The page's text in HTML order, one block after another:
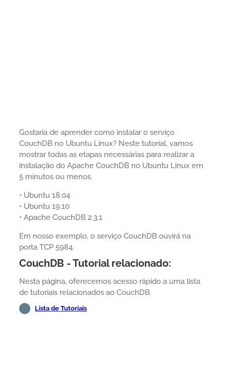
Gostaria de aprender como instalar o serviço
CouchDB no Ubuntu Linux? Neste tutorial, vamos
mostrar todas as etapas necessárias para realizar a
instalação do Apache CouchDB no Ubuntu Linux em
5 minutos ou menos.
• Ubuntu 18.04
• Ubuntu 19.10
• Apache CouchDB 2.3.1
Em nosso exemplo, o serviço CouchDB ouvirá na
porta TCP 5984.
CouchDB - Tutorial relacionado:
Nesta página, oferecemos acesso rápido a uma lista
de tutoriais relacionados ao CouchDB.
Lista de Tutoriais